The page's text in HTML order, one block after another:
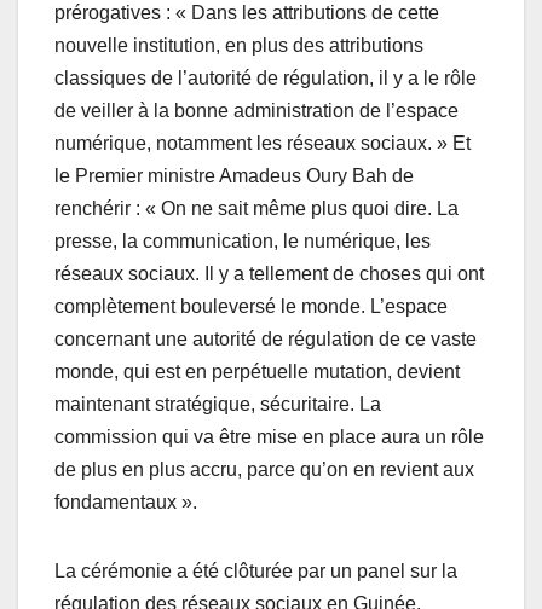
prérogatives : « Dans les attributions de cette
nouvelle institution, en plus des attributions
classiques de l’autorité de régulation, il y a le rôle
de veiller à la bonne administration de l’espace
numérique, notamment les réseaux sociaux. » Et
le Premier ministre Amadeus Oury Bah de
renchérir : « On ne sait même plus quoi dire. La
presse, la communication, le numérique, les
réseaux sociaux. Il y a tellement de choses qui ont
complètement bouleversé le monde. L’espace
concernant une autorité de régulation de ce vaste
monde, qui est en perpétuelle mutation, devient
maintenant stratégique, sécuritaire. La
commission qui va être mise en place aura un rôle
de plus en plus accru, parce qu’on en revient aux
fondamentaux ».
La cérémonie a été clôturée par un panel sur la
régulation des réseaux sociaux en Guinée.